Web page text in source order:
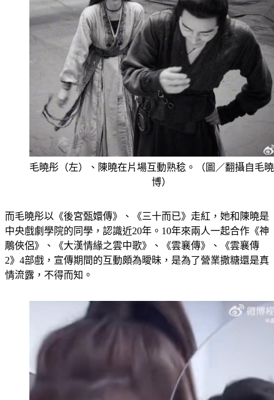
毛曉彤（左）、陳曉在片場互動熟稔。（圖／翻攝自毛
博）
而毛曉彤以《後宮甄嬛傳》、《三十而已》走紅，她和陳曉是
中央戲劇學院的同學，認識近20年。10年來兩人一起合作《神
鵰俠侶》、《大漢情緣之雲中歌》、《雲襄傳》、《雲襄傳
2》4部戲，宣傳期間的互動頗為曖昧，是為了營業撒糖還是真
情流露，不得而知。